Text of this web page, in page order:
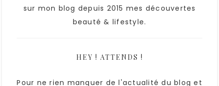
sur mon blog depuis 2015 mes découvertes
beauté & lifestyle.
HEY ! ATTENDS !
Pour ne rien manquer de l'actualité du blog et